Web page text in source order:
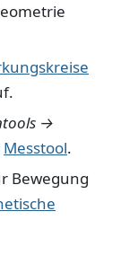
→
Messtool.
Bewegung